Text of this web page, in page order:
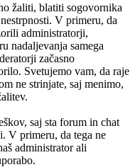
žaliti, blatiti sogovornika
V primeru, da
administratorji,
nadaljevanja samega
začasno
Svetujemo vam, da raje
ne strinjate, saj menimo,
saj sta forum in chat
V primeru, da tega ne
administrator ali